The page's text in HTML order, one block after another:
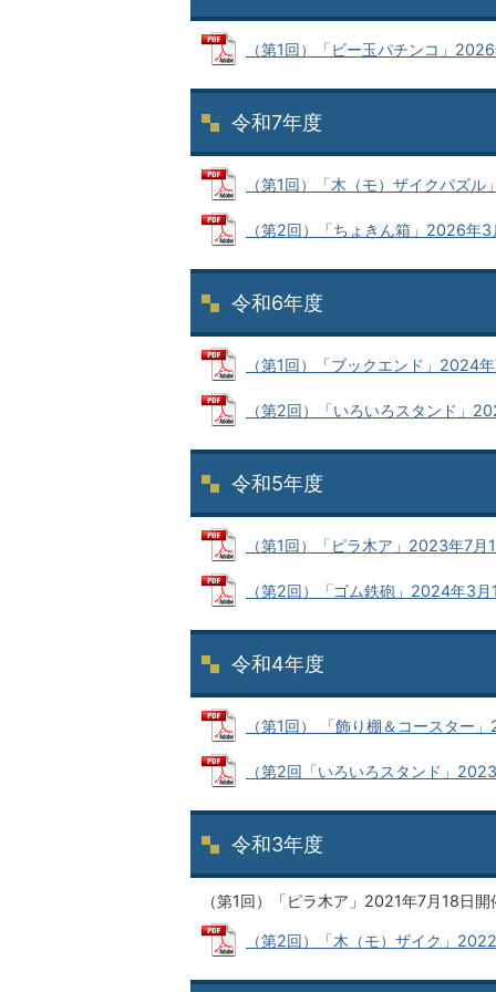
（第1回）「ビー玉パチンコ」
令和7年度
（第1回）「木（モ）ザイクパズ
（第2回）「ちょきん箱」2026年
令和6年度
（第1回）「ブックエンド」2024
（第2回）「いろいろスタンド」
令和5年度
（第1回）「ピラ木ア」2023年7
（第2回）「ゴム鉄砲」2024年3
令和4年度
（第1回） 「飾り棚＆コースター
（第2回「いろいろスタンド」
令和3年度
（第1回）「ピラ木ア」2021年7月18日開
（第2回）「木（モ）ザイク」